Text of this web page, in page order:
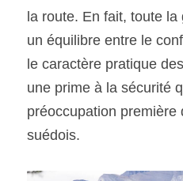
la route. En fait, toute
un équilibre entre le
le caractère pratique
une prime à la sécurité
préoccupation première
suédois.